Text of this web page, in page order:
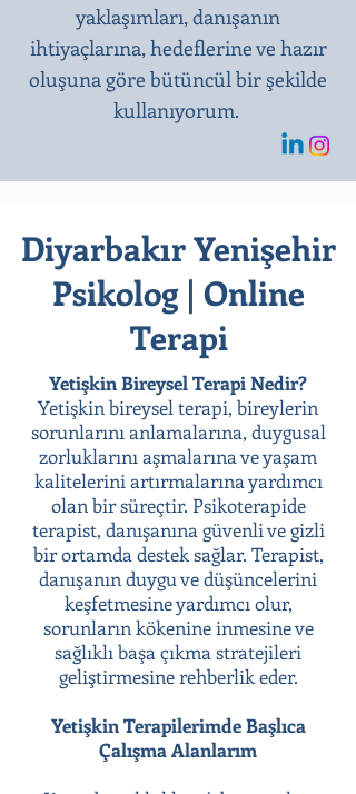
yaklaşımları, danışanın
ihtiyaçlarına, hedeflerine ve hazır
oluşuna göre bütüncül bir şekilde
kullanıyorum.
Diyarbakır Yenişehir
Psikolog | Online
Terapi
Yetişkin Bireysel Terapi Nedir?
Yetişkin bireysel terapi, bireylerin
sorunlarını anlamalarına, duygusal
zorluklarını aşmalarına ve yaşam
kalitelerini artırmalarına yardımcı
olan bir süreçtir. Psikoterapide
terapist, danışanına güvenli ve gizli
bir ortamda destek sağlar. Terapist,
danışanın duygu ve düşüncelerini
keşfetmesine yardımcı olur,
sorunların kökenine inmesine ve
sağlıklı başa çıkma stratejileri
geliştirmesine rehberlik eder.
Yetişkin Terapilerimde Başlıca
Çalışma Alanlarım